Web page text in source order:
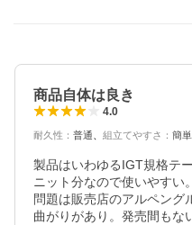
商品自体は良き
4.0
耐久性 ： 普通 組立てやすさ ： 簡単
製品はいわゆるIGT規格テ
ニット分なので使いやすい。
問題は販売店のアルペング
曲がりがあり。発売間もな